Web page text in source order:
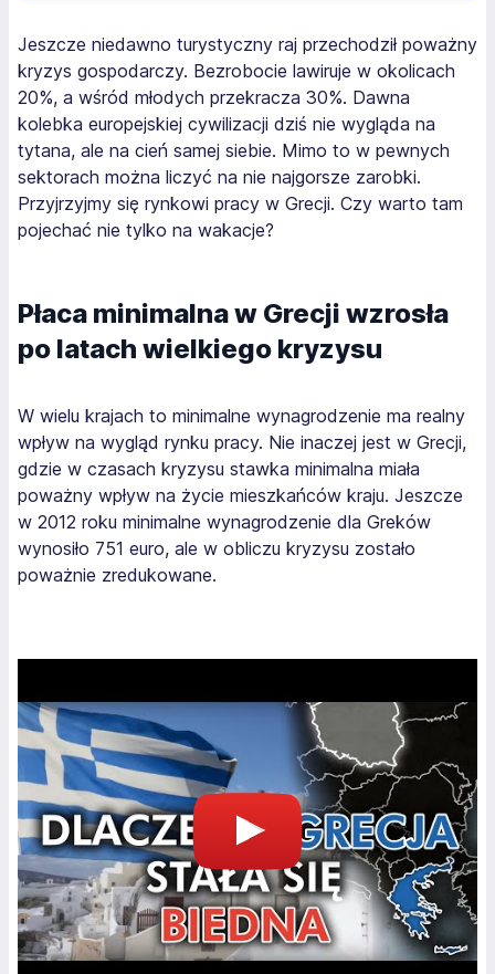
Jeszcze niedawno turystyczny raj przechodził poważny
kryzys gospodarczy. Bezrobocie lawiruje w okolicach
20%, a wśród młodych przekracza 30%. Dawna
kolebka europejskiej cywilizacji dziś nie wygląda na
tytana, ale na cień samej siebie. Mimo to w pewnych
sektorach można liczyć na nie najgorsze zarobki.
Przyjrzyjmy się rynkowi pracy w Grecji. Czy warto tam
pojechać nie tylko na wakacje?
Płaca minimalna w Grecji wzrosła
po latach wielkiego kryzysu
W wielu krajach to minimalne wynagrodzenie ma realny
wpływ na wygląd rynku pracy. Nie inaczej jest w Grecji,
gdzie w czasach kryzysu stawka minimalna miała
poważny wpływ na życie mieszkańców kraju. Jeszcze
w 2012 roku minimalne wynagrodzenie dla Greków
wynosiło 751 euro, ale w obliczu kryzysu zostało
poważnie zredukowane.